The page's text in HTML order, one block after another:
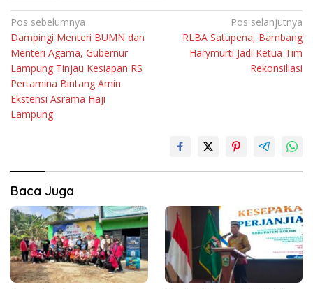
Navigasi
pos
Pos sebelumnya
Dampingi Menteri BUMN dan
Menteri Agama, Gubernur
Lampung Tinjau Kesiapan RS
Pertamina Bintang Amin
Ekstensi Asrama Haji
Lampung
Pos selanjutnya
RLBA Satupena, Bambang
Harymurti Jadi Ketua Tim
Rekonsiliasi
Baca Juga